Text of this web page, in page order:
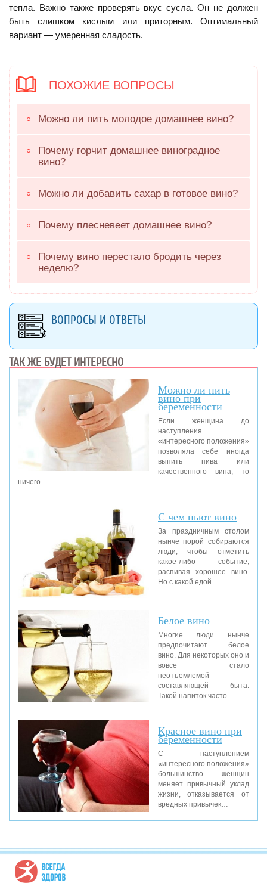
тепла. Важно также проверять вкус сусла. Он не должен
быть слишком кислым или приторным. Оптимальный
вариант — умеренная сладость.
ПОХОЖИЕ ВОПРОСЫ
Можно ли пить молодое домашнее вино?
Почему горчит домашнее виноградное
вино?
Можно ли добавить сахар в готовое вино?
Почему плесневеет домашнее вино?
Почему вино перестало бродить через
неделю?
ВОПРОСЫ И ОТВЕТЫ
ТАК ЖЕ БУДЕТ ИНТЕРЕСНО
Можно ли пить
вино при
беременности
Если женщина до
наступления
«интересного положения»
позволяла себе иногда
выпить пива или
качественного вина, то
ничего…
С чем пьют вино
За праздничным столом
нынче порой собираются
люди, чтобы отметить
какое-либо событие,
распивая хорошее вино.
Но с какой едой…
Белое вино
Многие люди нынче
предпочитают белое
вино. Для некоторых оно и
вовсе стало
неотъемлемой
составляющей быта.
Такой напиток часто…
Красное вино при
беременности
С наступлением
«интересного положения»
большинство женщин
меняет привычный уклад
жизни, отказывается от
вредных привычек…